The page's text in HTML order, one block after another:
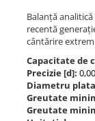
Balanță
recentă
cântărire
Capacitate de
Precizie [d]:
Diametru
Greutate
Greutate